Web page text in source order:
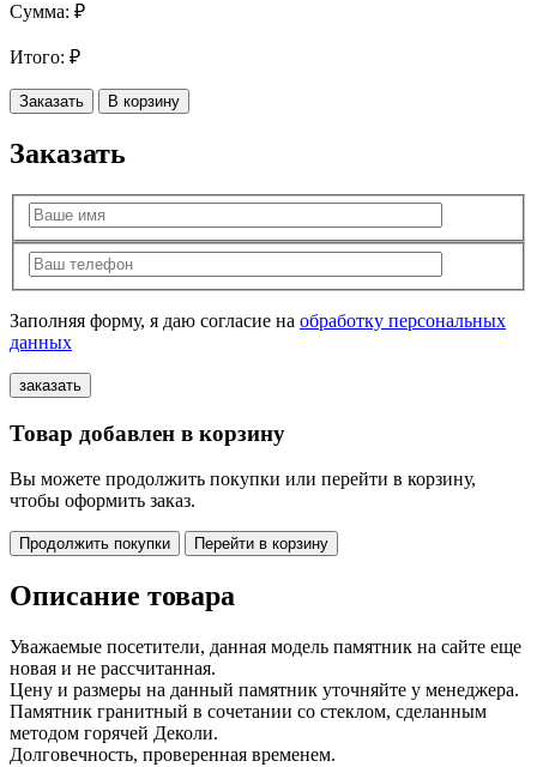
Сумма: ₽
Итого: ₽
Заказать В корзину
Заказать
Заполняя форму, я даю согласие на обработку персональных
данных
Товар добавлен в корзину
Вы можете продолжить покупки или перейти в корзину,
чтобы оформить заказ.
Продолжить покупки Перейти в корзину
Описание товара
Уважаемые посетители, данная модель памятник на сайте еще
новая и не рассчитанная.
Цену и размеры на данный памятник уточняйте у менеджера.
Памятник гранитный в сочетании со стеклом, сделанным
методом горячей Деколи.
Долговечность, проверенная временем.